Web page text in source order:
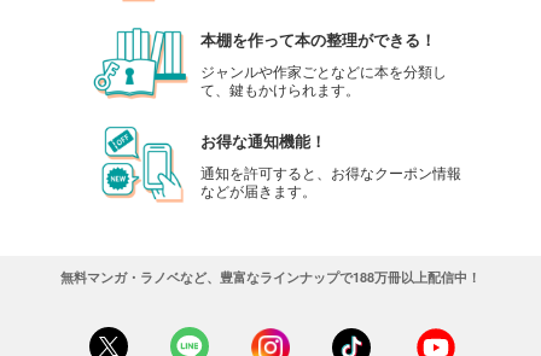
本棚を作って本の整理ができる！
ジャンルや作家ごとなどに本を分類し
て、鍵もかけられます。
お得な通知機能！
通知を許可すると、お得なクーポン情報
などが届きます。
無料マンガ・ラノベなど、豊富なラインナップで188万冊以上配信中！